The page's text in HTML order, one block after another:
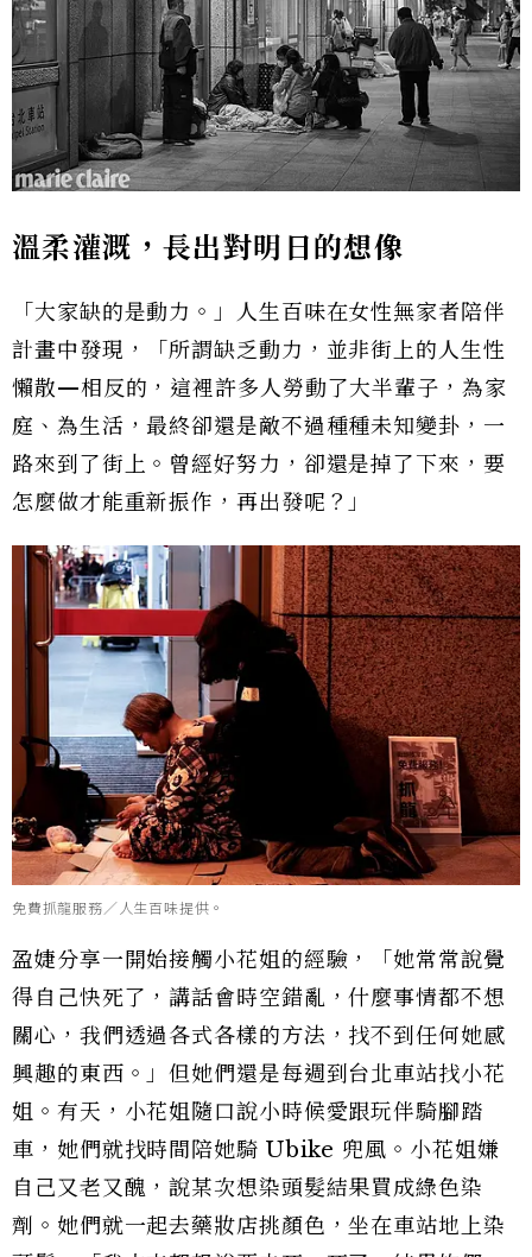
溫柔灌溉，長出對明日的想像
「大家缺的是動力。」人生百味在女性無家者陪伴
計畫中發現，「所謂缺乏動力，並非街上的人生性
懶散—相反的，這裡許多人勞動了大半輩子，為家
庭、為生活，最終卻還是敵不過種種未知變卦，一
路來到了街上。曾經好努力，卻還是掉了下來，要
怎麼做才能重新振作，再出發呢？」
免費抓龍服務／人生百味提供。
盈婕分享一開始接觸小花姐的經驗，「她常常說覺
得自己快死了，講話會時空錯亂，什麼事情都不想
關心，我們透過各式各樣的方法，找不到任何她感
興趣的東西。」但她們還是每週到台北車站找小花
姐。有天，小花姐隨口說小時候愛跟玩伴騎腳踏
車，她們就找時間陪她騎 Ubike 兜風。小花姐嫌
自己又老又醜，說某次想染頭髮結果買成綠色染
劑。她們就一起去藥妝店挑顏色，坐在車站地上染